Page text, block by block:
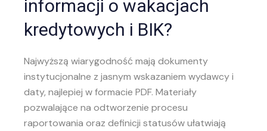
informacji o wakacjach
kredytowych i BIK?
Najwyższą wiarygodność mają dokumenty
instytucjonalne z jasnym wskazaniem wydawcy i
daty, najlepiej w formacie PDF. Materiały
pozwalające na odtworzenie procesu
raportowania oraz definicji statusów ułatwiają